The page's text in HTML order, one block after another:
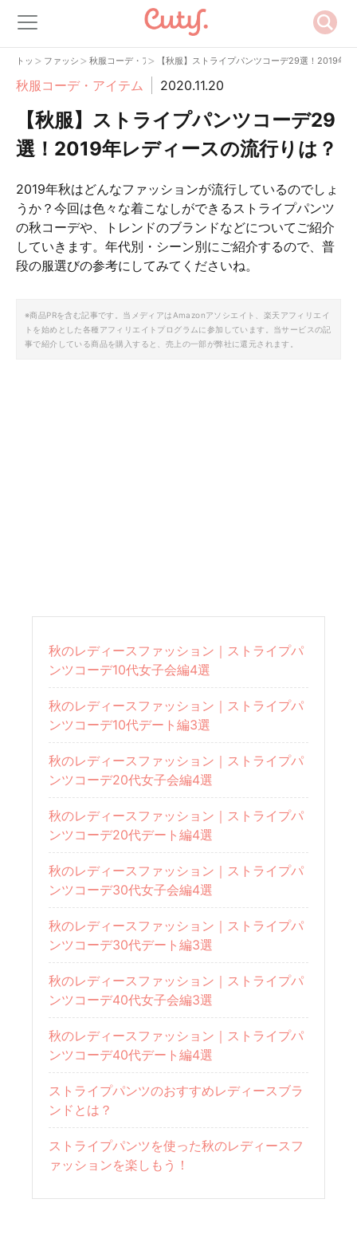
トップ
> ファッション
> 秋服コーデ・アイテム
> 【秋服】ストライプパンツコーデ29選！2019年
秋服コーデ・アイテム 2020.11.20
【秋服】ストライプパンツコーデ29
選！2019年レディースの流行りは？
2019年秋はどんなファッションが流行しているのでしょ
うか？今回は色々な着こなしができるストライプパンツ
の秋コーデや、トレンドのブランドなどについてご紹介
していきます。年代別・シーン別にご紹介するので、普
段の服選びの参考にしてみてくださいね。
※商品PRを含む記事です。当メディアはAmazonアソシエイト、楽天アフィリエイ
トを始めとした各種アフィリエイトプログラムに参加しています。当サービスの記
事で紹介している商品を購入すると、売上の一部が弊社に還元されます。
秋のレディースファッション｜ストライプパ
ンツコーデ10代女子会編4選
秋のレディースファッション｜ストライプパ
ンツコーデ10代デート編3選
秋のレディースファッション｜ストライプパ
ンツコーデ20代女子会編4選
秋のレディースファッション｜ストライプパ
ンツコーデ20代デート編4選
秋のレディースファッション｜ストライプパ
ンツコーデ30代女子会編4選
秋のレディースファッション｜ストライプパ
ンツコーデ30代デート編3選
秋のレディースファッション｜ストライプパ
ンツコーデ40代女子会編3選
秋のレディースファッション｜ストライプパ
ンツコーデ40代デート編4選
ストライプパンツのおすすめレディースブラ
ンドとは？
ストライプパンツを使った秋のレディースフ
ァッションを楽しもう！